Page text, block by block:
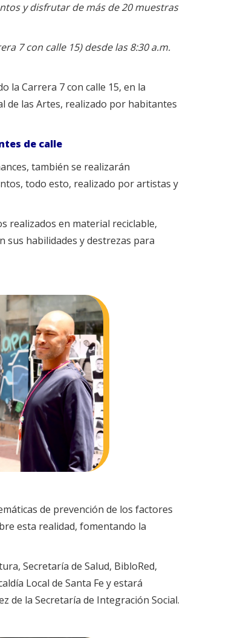
y disfrutar de más de 20 muestras
7 con calle 15) desde las 8:30 a.m.
la Carrera 7 con calle 15, en la
de las Artes, realizado por habitantes
de calle
también se realizarán
todo esto, realizado por artistas y
realizados en material reciclable,
sus habilidades y destrezas para
de prevención de los factores
esta realidad, fomentando la
Secretaría de Salud, BibloRed,
Local de Santa Fe y estará
de la Secretaría de Integración Social.